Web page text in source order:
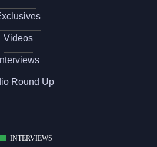
Videos
Interviews
Round Up
INTERVIEWS